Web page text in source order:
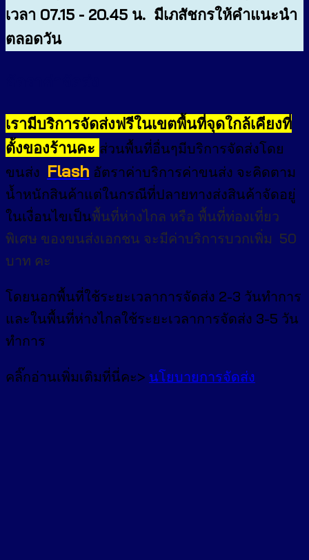
เวลา 07.15 - 20.45 น. มีเภสัชกรให้คำแนะนำ
ตลอดวัน
เรามีบริการจัดส่งฟรีในเขตพื้นที่จุดใกล้เคียงที่
ตั้งของร้านคะ ส่วนพื้นที่อื่นๆมีบริการจัดส่งโดย
ขนส่ง Flash อัตราค่าบริการค่าขนส่ง จะคิดตาม
น้ำหนักสินค้าแต่ในกรณีที่ปลายทางส่งสินค้าจัดอยู่
ในเงื่อนไขเป็นพื้นที่ห่างไกล หรือ พื้นที่ท่องเที่ยว
พิเศษ ของขนส่งเอกชน จะมีค่าบริการบวกเพิ่ม 50
บาท คะ
โดยนอกพื้นที่ใช้ระยะเวลาการจัดส่ง 2-3 วันทำการ
และในพื้นที่ห่างไกลใช้ระยะเวลาการจัดส่ง 3-5 วัน
ทำการ
คลิ๊กอ่านเพิ่มเติมที่นี่คะ> นโยบายการจัดส่ง